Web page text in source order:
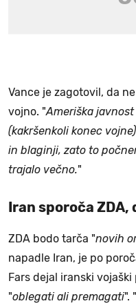
Vance je zagotovil, da
vojno. "Ameriška
(kakršenkoli konec
in blaginji, zato to
trajalo večno."
Iran sporoča ZDA,
ZDA bodo tarča "novih
napadle Iran, je po
Fars dejal iranski
"oblegati ali premagati". "